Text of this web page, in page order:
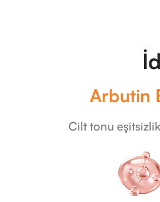
Arbutin
Cilt tonu